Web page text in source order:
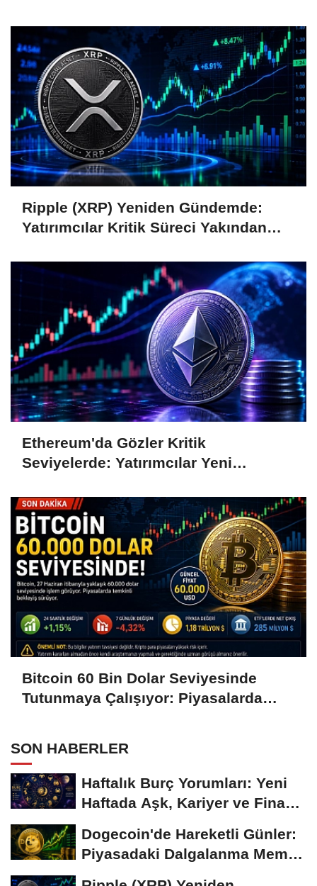
Ripple (XRP) Yeniden Gündemde:
Yatırımcılar Kritik Süreci Yakından
Ethereum'da Gözler Kritik
Seviyelerde: Yatırımcılar Yeni
Bitcoin 60 Bin Dolar Seviyesinde
Tutunmaya Çalışıyor: Piyasalarda
SON HABERLER
Haftalık Burç Yorumları: Yeni
Haftada Aşk, Kariyer ve Finans
Dogecoin'de Hareketli Günler:
Piyasadaki Dalgalanma Meme